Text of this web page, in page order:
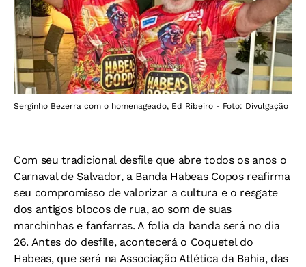
Serginho Bezerra com o homenageado, Ed Ribeiro - Foto: Divulgação
Com seu tradicional desfile que abre todos os anos o
Carnaval de Salvador, a Banda Habeas Copos reafirma
seu compromisso de valorizar a cultura e o resgate
dos antigos blocos de rua, ao som de suas
marchinhas e fanfarras. A folia da banda será no dia
26. Antes do desfile, acontecerá o Coquetel do
Habeas, que será na Associação Atlética da Bahia, das